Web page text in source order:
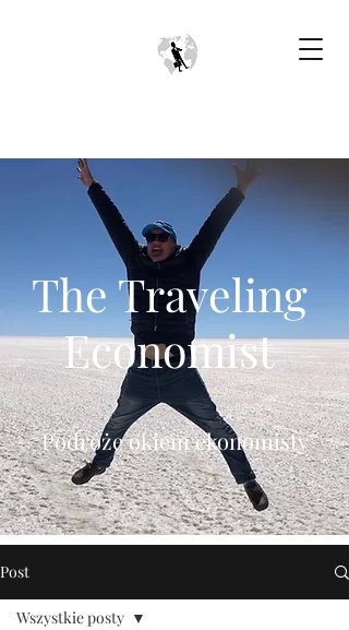
The Traveling
Economist
Podróże okiem ekonomisty
Post
Wszystkie posty